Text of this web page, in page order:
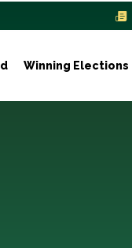
Winning Elections